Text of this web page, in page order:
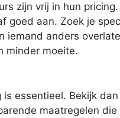
zijn vrij in hun
goed aan. Zoek je
anders
minder moeite.
essentieel. Bekijk
maatregelen